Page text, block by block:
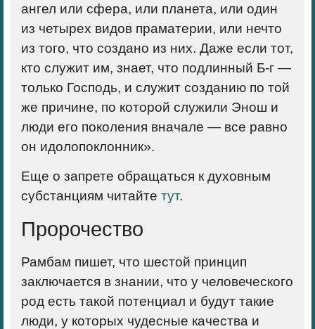
ангел или сфера, или планета, или один
из четырех видов праматерии, или нечто
из того, что создано из них. Даже если тот,
кто служит им, знает, что подлинный Б-г —
только Господь, и служит созданию по той
же причине, по которой служили Энош и
люди его поколения вначале — все равно
он идолопоклонник».
Еще о запрете обращаться к духовным
субстанциям читайте тут.
Пророчество
Рамбам пишет, что шестой принцип
заключается в знании, что у человеческого
род есть такой потенциал и будут такие
люди, у которых чудесные качества и